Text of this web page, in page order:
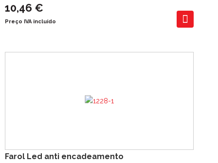
10,46 €
Preço IVA incluído
Farol Led anti encadeamento